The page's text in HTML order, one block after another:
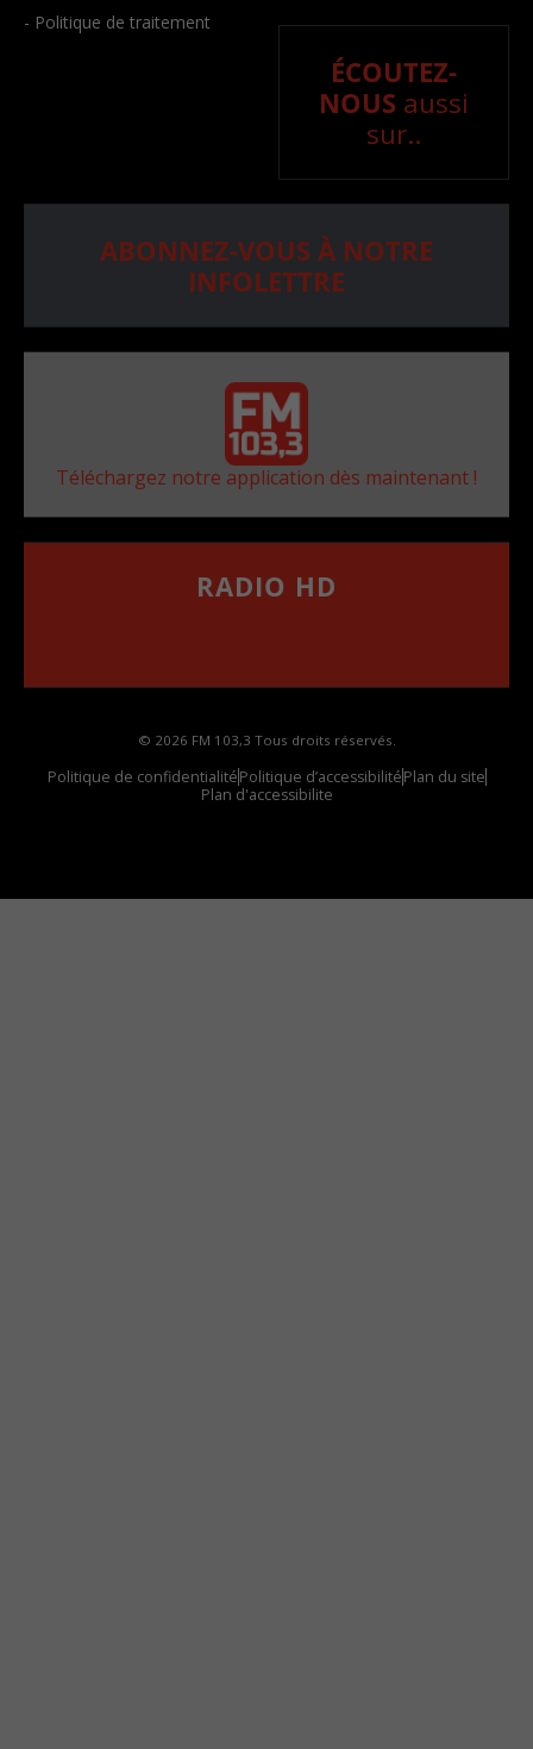
- Politique de traitement
ÉCOUTEZ-
NOUS aussi
sur..
ABONNEZ-VOUS À NOTRE
INFOLETTRE
Téléchargez notre application dès maintenant !
RADIO HD
© 2026 FM 103,3 Tous droits réservés.
Politique de confidentialitéPolitique d’accessibilitéPlan du site
Plan d'accessibilite